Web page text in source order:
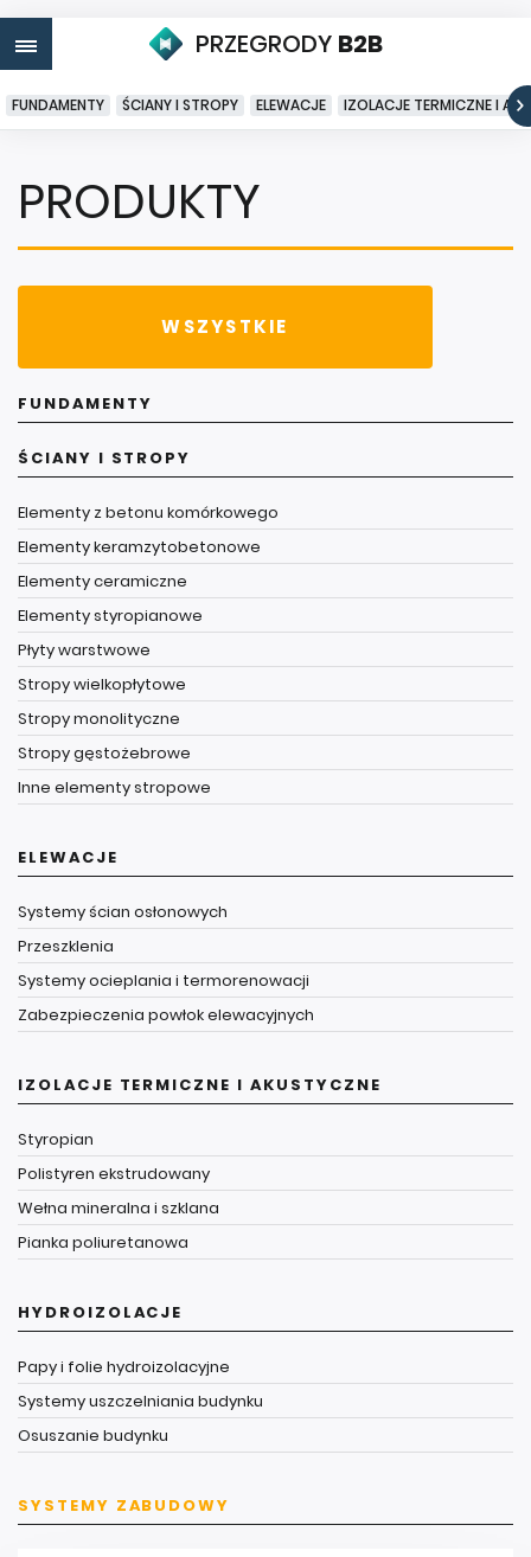
PRZEGRODY B2B
FUNDAMENTY ŚCIANY I STROPY ELEWACJE IZOLACJE TERMICZNE I
PRODUKTY
WSZYSTKIE
FUNDAMENTY
ŚCIANY I STROPY
Elementy z betonu komórkowego
Elementy keramzytobetonowe
Elementy ceramiczne
Elementy styropianowe
Płyty warstwowe
Stropy wielkopłytowe
Stropy monolityczne
Stropy gęstożebrowe
Inne elementy stropowe
ELEWACJE
Systemy ścian osłonowych
Przeszklenia
Systemy ocieplania i termorenowacji
Zabezpieczenia powłok elewacyjnych
IZOLACJE TERMICZNE I AKUSTYCZNE
Styropian
Polistyren ekstrudowany
Wełna mineralna i szklana
Pianka poliuretanowa
HYDROIZOLACJE
Papy i folie hydroizolacyjne
Systemy uszczelniania budynku
Osuszanie budynku
SYSTEMY ZABUDOWY